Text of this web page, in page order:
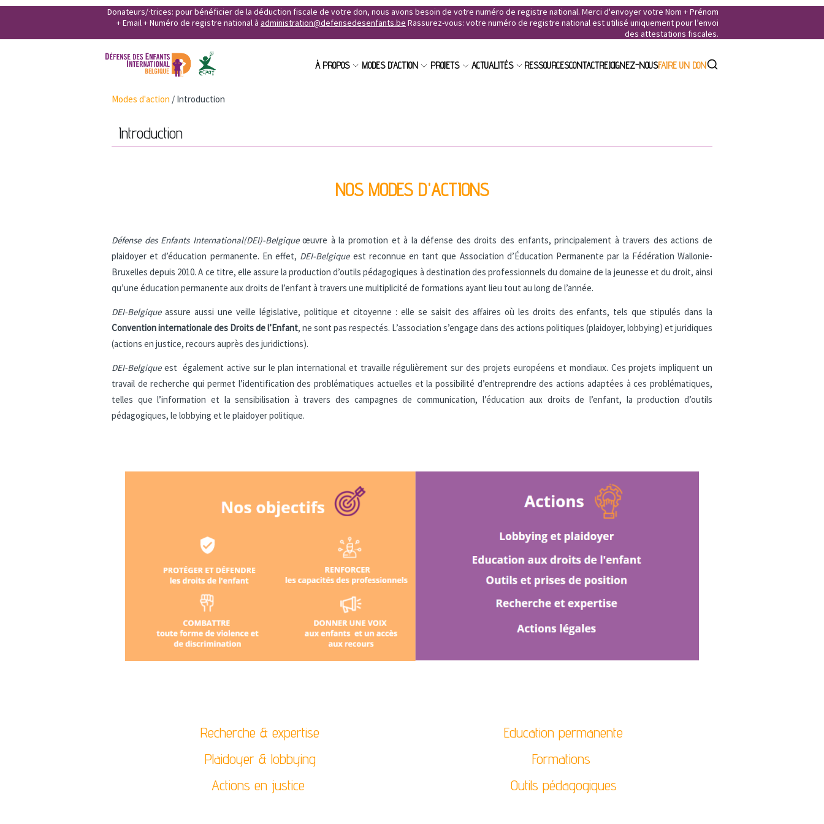
Donateurs/·trices: pour bénéficier de la déduction fiscale de votre don, nous avons besoin de votre numéro de registre national. Merci d'envoyer votre Nom + Prénom
+ Email + Numéro de registre national à administration@defensedesenfants.be Rassurez-vous: votre numéro de registre national est utilisé uniquement pour l’envoi
des attestations fiscales.
À PROPOS MODES D'ACTION PROJETS ACTUALITÉS RESSOURCESCONTACTREJOIGNEZ-NOUSFAIRE UN DON
Modes d'action / Introduction
Introduction
NOS MODES D'ACTIONS
Défense des Enfants International(DEI)-Belgiqueœuvre à la promotion et à la défense des droits des enfants, principalement à travers des actions de
plaidoyer et d’éducation permanente. En effet, DEI-Belgiqueest reconnue en tant que Association d’Éducation Permanente par la Fédération Wallonie-
Bruxelles depuis 2010. A ce titre, elle assure la production d’outils pédagogiques à destination des professionnels du domaine de la jeunesse et du droit, ainsi
qu’une éducation permanente aux droits de l’enfant à travers une multiplicité de formations ayant lieu tout au long de l’année.
DEI-Belgiqueassure aussi une veille législative, politique et citoyenne : elle se saisit des affaires où les droits des enfants, tels que stipulés dans la
Convention internationale des Droits de l’Enfant, ne sont pas respectés. L’association s’engage dans des actions politiques (plaidoyer, lobbying) et juridiques
(actions en justice, recours auprès des juridictions).
DEI-Belgiqueest également active sur le plan international et travaille régulièrement sur des projets européens et mondiaux. Ces projets impliquent un
travail de recherche qui permet l’identification des problématiques actuelles et la possibilité d’entreprendre des actions adaptées à ces problématiques,
telles que l’information et la sensibilisation à travers des campagnes de communication, l’éducation aux droits de l’enfant, la production d’outils
pédagogiques, le lobbying et le plaidoyer politique.
Recherche & expertise
Education permanente
Plaidoyer & lobbying
Formations
Actions en justice
Outils pédagogiques